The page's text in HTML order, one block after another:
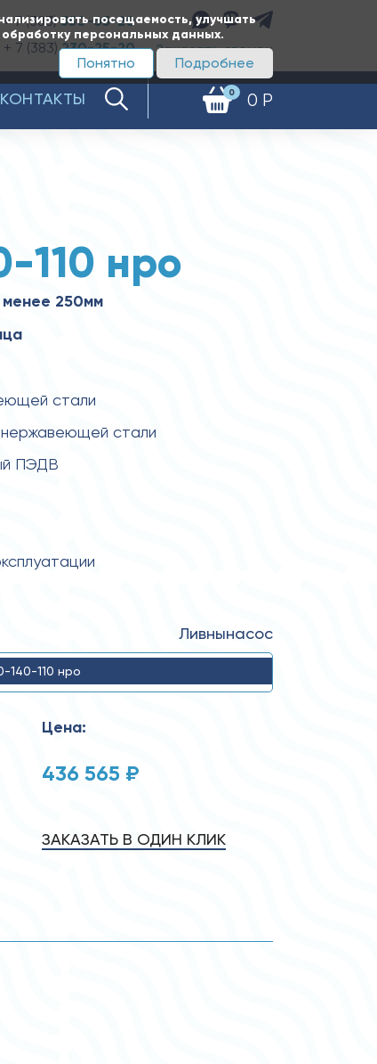
посещаемость, улучшать
персональных данных.
Подробнее
Понятно
+ 7 (383)350-65-20
+ 7 (383)230-25-20 Заказать звонок
0 0 Р
КОНТАКТЫ
110 нро
250мм
стали
стали
ПЭДВ
Ливнынасос
140-110 нро
Цена:
436 565 ₽
ЗАКАЗАТЬ В ОДИН КЛИК